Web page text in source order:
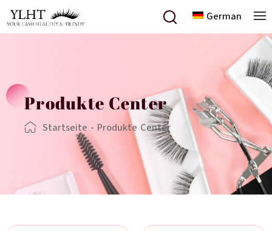
German
Produkte Center
Startseite - Produkte Center